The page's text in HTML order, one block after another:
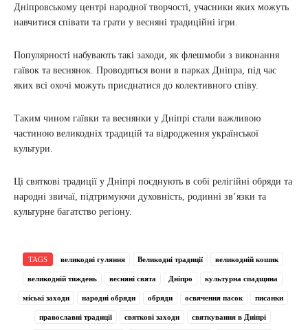
Дніпровському центрі народної творчості, учасники яких можуть
навчитися співати та грати у весняні традиційні ігри.
Популярності набувають такі заходи, як флешмоби з виконання
гаївок та веснянок. Проводяться вони в парках Дніпра, під час
яких всі охочі можуть приєднатися до колективного співу.
Таким чином гаївки та веснянки у Дніпрі стали важливою
частиною великодніх традицій та відродження української
культури.
Ці святкові традиції у Дніпрі поєднують в собі релігійні обряди та
народні звичаї, підтримуючи духовність, родинні зв’язки та
культурне багатство регіону.
TAGS великодні гуляння Великодні традиції великодній кошик
великодній тиждень весняні свята Дніпро культурна спадщина
міські заходи народні обряди обряди освячення пасок писанки
православні традиції святкові заходи святкування в Дніпрі